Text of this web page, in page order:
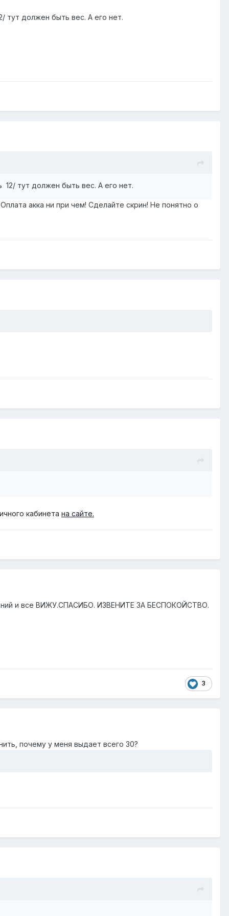
тут должен быть вес. А его нет.
тут должен быть вес. А его нет.
акка ни при чем! Сделайте скрин! Не понятно о
кабинета на сайте.
и все ВИЖУ.СПАСИБО. ИЗВЕНИТЕ ЗА БЕСПОКОЙСТВО.
3
почему у меня выдает всего 30?